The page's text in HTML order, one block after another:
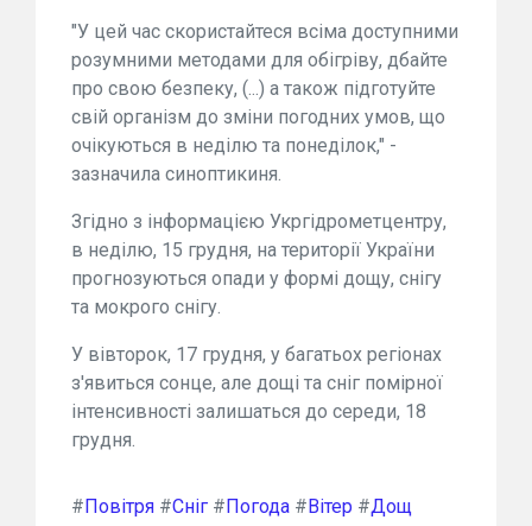
"У цей час скористайтеся всіма доступними
розумними методами для обігріву, дбайте
про свою безпеку, (...) а також підготуйте
свій організм до зміни погодних умов, що
очікуються в неділю та понеділок," -
зазначила синоптикиня.
Згідно з інформацією Укргідрометцентру,
в неділю, 15 грудня, на території України
прогнозуються опади у формі дощу, снігу
та мокрого снігу.
У вівторок, 17 грудня, у багатьох регіонах
з'явиться сонце, але дощі та сніг помірної
інтенсивності залишаться до середи, 18
грудня.
#Повітря #Сніг #Погода #Вітер #Дощ